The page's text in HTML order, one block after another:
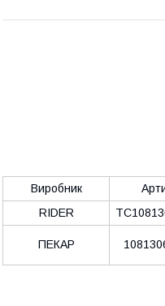
Виробник
RIDER
ПЕКАР